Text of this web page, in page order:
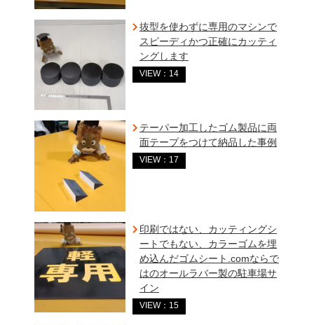
抜型を使わずに専用のマシンで
スピーディかつ正確にカッティ
ングします
VIEW：14
テーパー加工したゴム製品に両
面テープをつけて納品した事例
VIEW：17
印刷ではない、カッティングシ
ートでもない、カラーゴムを埋
め込んだゴムシート.comならで
はのオールラバー製の駐車場サ
イン
VIEW：15